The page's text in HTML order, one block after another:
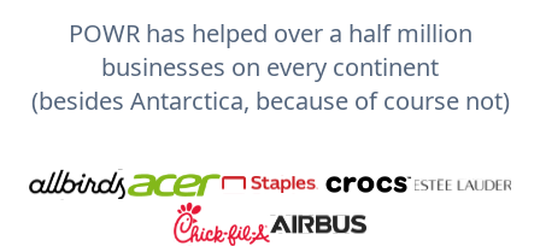
POWR has helped over a half million
businesses on every continent
(besides Antarctica, because of course not)